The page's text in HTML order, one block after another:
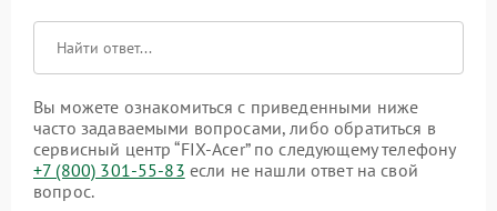
Вы можете ознакомиться с приведенными ниже
часто задаваемыми вопросами, либо обратиться в
сервисный центр “FIX-Acer” по следующему телефону
+7 (800) 301-55-83 если не нашли ответ на свой
вопрос.